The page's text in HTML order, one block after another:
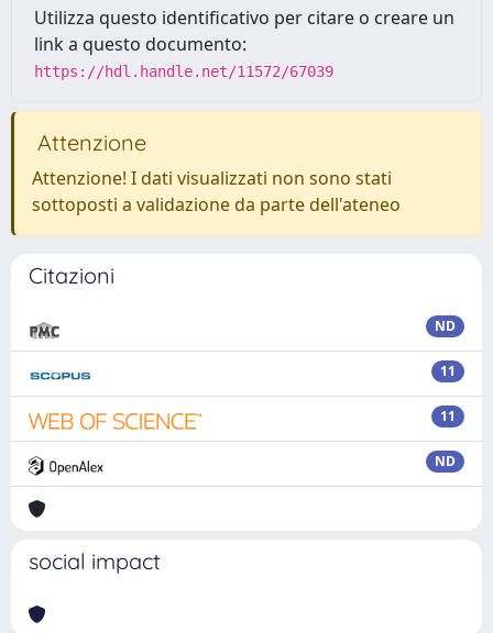
Utilizza questo identificativo per citare o creare un
link a questo documento:
https://hdl.handle.net/11572/67039
Attenzione
Attenzione! I dati visualizzati non sono stati
sottoposti a validazione da parte dell'ateneo
Citazioni
ND
11
11
ND
social impact